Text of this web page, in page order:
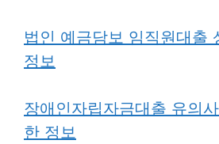
법인 예금담보 임직원대출
정보
장애인자립자금대출 유의
한 정보